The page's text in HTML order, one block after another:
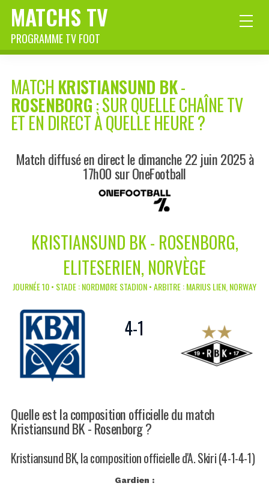
MATCHS TV
PROGRAMME TV FOOT
MATCH KRISTIANSUND BK-
ROSENBORG: SUR QUELLE CHAÎNE TV
ET EN DIRECT À QUELLE HEURE ?
Match diffusé en direct le dimanche 22 juin 2025 à
17h00 sur OneFootball
KRISTIANSUND BK - ROSENBORG,
ELITESERIEN, NORVÈGE
JOURNÉE 10 • STADE : NORDMØRE STADION • ARBITRE : MARIUS LIEN, NORWAY
4-1
Quelle est la composition officielle du match
Kristiansund BK - Rosenborg ?
Kristiansund BK, la composition officielle d'A. Skiri (4-1-4-1)
Gardien :